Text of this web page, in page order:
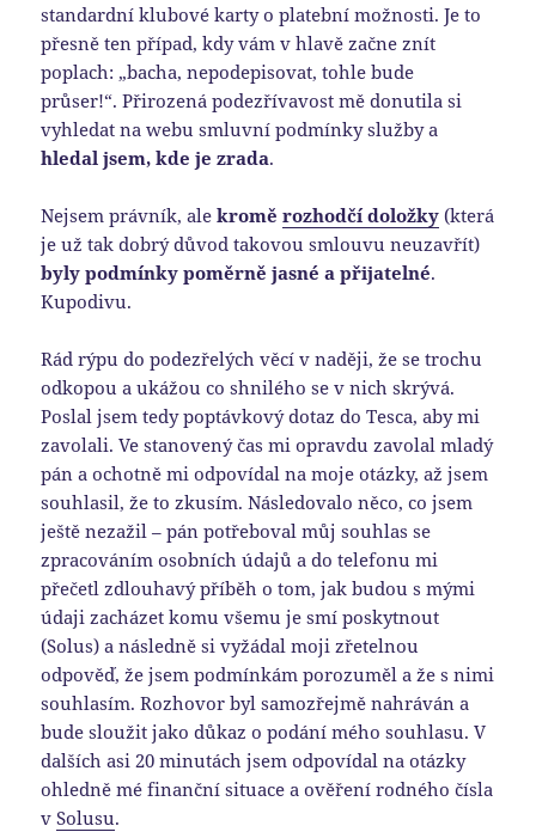
standardní klubové karty o platební možnosti. Je to
přesně ten případ, kdy vám v hlavě začne znít
poplach: „bacha, nepodepisovat, tohle bude
průser!“. Přirozená podezřívavost mě donutila si
vyhledat na webu smluvní podmínky služby a
hledal jsem, kde je zrada.
Nejsem právník, alekroměrozhodčí doložky (která
je už tak dobrý důvod takovou smlouvu neuzavřít)
byly podmínky poměrně jasné a přijatelné.
Kupodivu.
Rád rýpu do podezřelých věcí v naději, že se trochu
odkopou a ukážou co shnilého se v nich skrývá.
Poslal jsem tedy poptávkový dotaz do Tesca, aby mi
zavolali. Ve stanovený čas mi opravdu zavolal mladý
pán a ochotně mi odpovídal na moje otázky, až jsem
souhlasil, že to zkusím. Následovalo něco, co jsem
ještě nezažil – pán potřeboval můj souhlas se
zpracováním osobních údajů a do telefonu mi
přečetl zdlouhavý příběh o tom, jak budou s mými
údaji zacházet komu všemu je smí poskytnout
(Solus) a následně si vyžádal moji zřetelnou
odpověď, že jsem podmínkám porozuměl a že s nimi
souhlasím. Rozhovor byl samozřejmě nahráván a
bude sloužit jako důkaz o podání mého souhlasu. V
dalších asi 20 minutách jsem odpovídal na otázky
ohledně mé finanční situace a ověření rodného čísla
vSolusu.